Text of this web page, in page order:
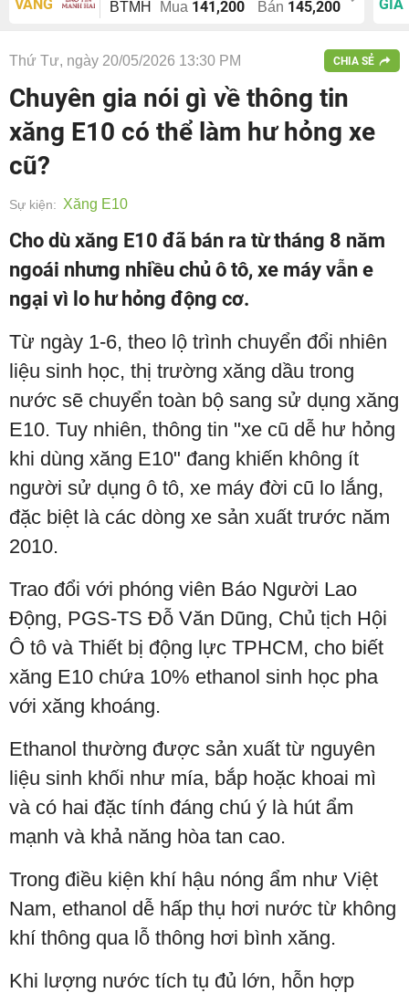
VÀNG
BTMH Mua 141,200 Bán 145,200
GIÁ
Thứ Tư, ngày 20/05/2026 13:30 PM CHIA SẺ
Chuyên gia nói gì về thông tin
xăng E10 có thể làm hư hỏng xe
cũ?
Sự kiện: Xăng E10
Cho dù xăng E10 đã bán ra từ tháng 8 năm
ngoái nhưng nhiều chủ ô tô, xe máy vẫn e
ngại vì lo hư hỏng động cơ.
Từ ngày 1-6, theo lộ trình chuyển đổi nhiên
liệu sinh học, thị trường xăng dầu trong
nước sẽ chuyển toàn bộ sang sử dụng xăng
E10. Tuy nhiên, thông tin "xe cũ dễ hư hỏng
khi dùng xăng E10" đang khiến không ít
người sử dụng ô tô, xe máy đời cũ lo lắng,
đặc biệt là các dòng xe sản xuất trước năm
2010.
Trao đổi với phóng viên Báo Người Lao
Động, PGS-TS Đỗ Văn Dũng, Chủ tịch Hội
Ô tô và Thiết bị động lực TPHCM, cho biết
xăng E10 chứa 10% ethanol sinh học pha
với xăng khoáng.
Ethanol thường được sản xuất từ nguyên
liệu sinh khối như mía, bắp hoặc khoai mì
và có hai đặc tính đáng chú ý là hút ẩm
mạnh và khả năng hòa tan cao.
Trong điều kiện khí hậu nóng ẩm như Việt
Nam, ethanol dễ hấp thụ hơi nước từ không
khí thông qua lỗ thông hơi bình xăng.
Khi lượng nước tích tụ đủ lớn, hỗn hợp